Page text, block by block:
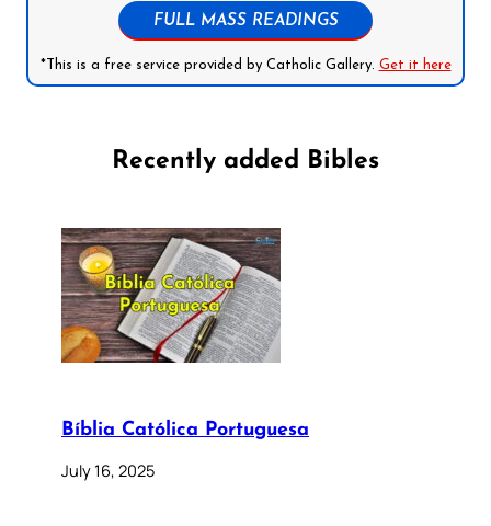
FULL MASS READINGS
*This is a free service provided by Catholic Gallery. Get it here
Recently added Bibles
Bíblia Católica Portuguesa
July 16, 2025